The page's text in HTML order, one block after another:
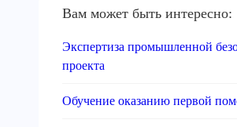
Вам может быть интересно:
Экспертиза промышленной
проекта
Обучение оказанию первой